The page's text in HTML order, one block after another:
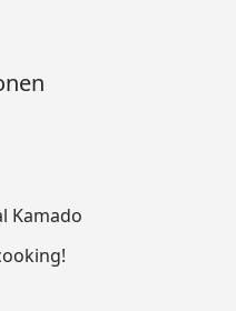
Kamado